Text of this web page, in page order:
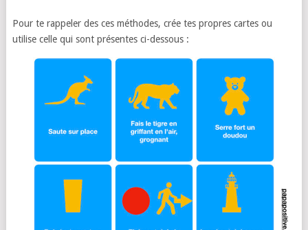
Pour te rappeler des ces méthodes, crée tes propres cartes ou
utilise celle qui sont présentes ci-dessous :